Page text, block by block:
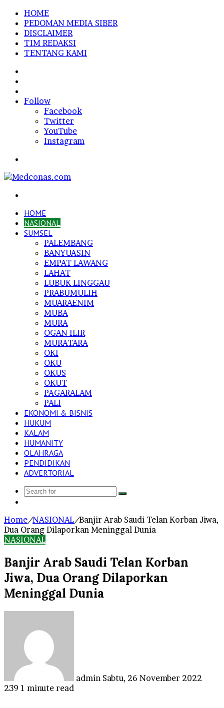
HOME
PEDOMAN MEDIA SIBER
DISCLAIMER
TIM REDAKSI
TENTANG KAMI
In
Follow
Facebook
Twitter
YouTube
Instagram
HOME
NASIONAL
SUMSEL
PALEMBANG
BANYUASIN
EMPAT LAWANG
LAHAT
LUBUK LINGGAU
PRABUMULIH
MUARAENIM
MUBA
MURA
OGAN ILIR
MURATARA
OKI
OKU
OKUS
OKUT
PAGARALAM
PALI
EKONOMI & BISNIS
HUKUM
KALAM
HUMANITY
OLAHRAGA
PENDIDIKAN
ADVERTORIAL
Search
Home/NASIONAL/Banjir Arab Saudi Telan Korban Jiwa,
Dua Orang Dilaporkan Meninggal Dunia
NASIONAL
Banjir Arab Saudi Telan Korban
Jiwa, Dua Orang Dilaporkan
Meninggal Dunia
admin Sabtu, 26 November 2022
239 1 minute read